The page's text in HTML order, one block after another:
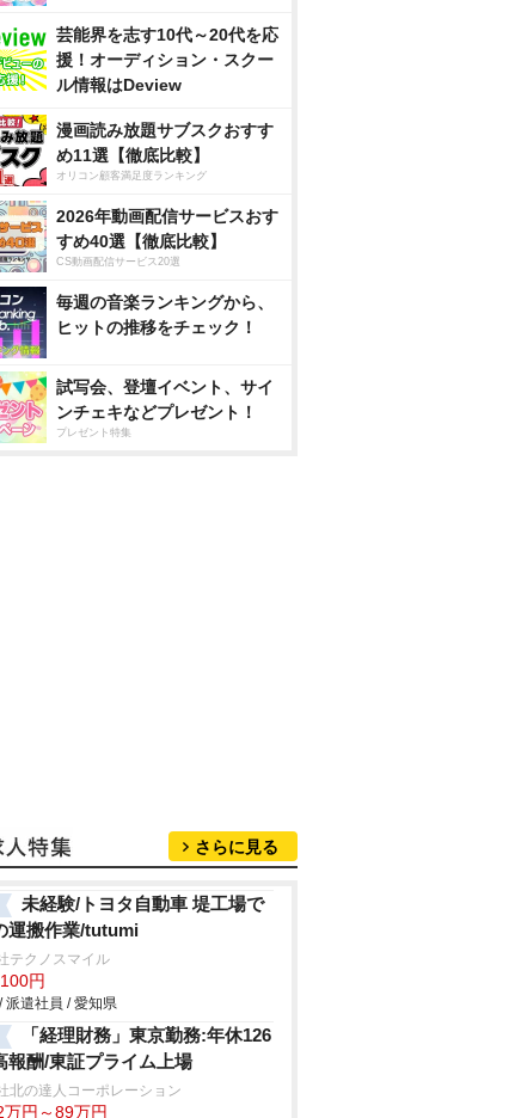
芸能界を志す10代～20代を応
援！オーディション・スクー
ル情報はDeview
漫画読み放題サブスクおすす
め11選【徹底比較】
オリコン顧客満足度ランキング
2026年動画配信サービスおす
すめ40選【徹底比較】
CS動画配信サービス20選
毎週の音楽ランキングから、
ヒットの推移をチェック！
試写会、登壇イベント、サイ
ンチェキなどプレゼント！
プレゼント特集
さらに見る
未経験/トヨタ自動車 堤工場で
運搬作業/tutumi
テクノスマイル
円
派遣社員 / 愛知県
「経理財務」東京勤務:年休126
報酬/東証プライム上場
北の達人コーポレーション
万円～89万円